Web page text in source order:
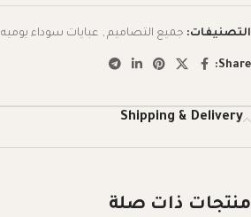
التصنيفات: جميع التصاميم , عبايات سوداء يوميه
Share:
Shipping & Delivery
منتجات ذات صلة